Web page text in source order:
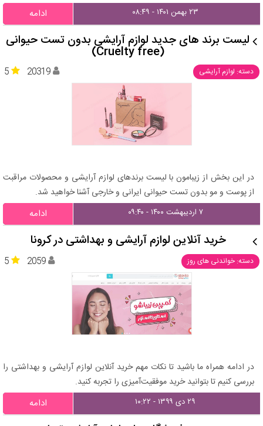
۲۳ بهمن ۱۴۰۱ - ۰۸:۴۹ ادامه
لیست برند های جدید لوازم آرایشی بدون تست حیوانی
(Cruelty free)
دسته: لوازم آرایشی 5 20319
در این بخش از زیبامون با لیست برندهای لوازم آرایشی و محصولات مراقبت
از پوست و مو بدون تست حیوانی ایرانی و خارجی آشنا خواهید شد.
۷ اردیبهشت ۱۴۰۰ - ۰۹:۴۰ ادامه
خرید آنلاین لوازم آرایشی و بهداشتی در کرونا
دسته: خواندنی های روز 5 2059
در ادامه همراه ما باشید تا نکات مهم خرید آنلاین لوازم آرایشی و بهداشتی را
بررسی کنیم تا بتوانید خرید موفقیت‌آمیزی را تجربه کنید.
۲۹ دی ۱۳۹۹ - ۱۰:۲۲ ادامه